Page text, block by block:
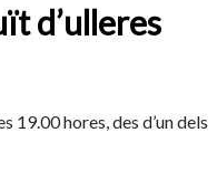
d’ulleres
19.00 hores, des d’un dels